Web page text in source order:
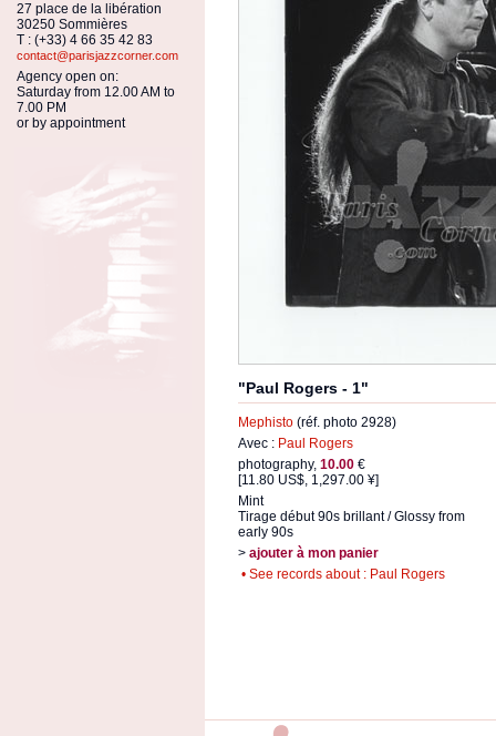
27 place de la libération
30250 Sommières
T : (+33) 4 66 35 42 83
contact@parisjazzcorner.com
Agency open on:
Saturday from 12.00 AM to
7.00 PM
or by appointment
"Paul Rogers - 1"
Mephisto (réf. photo 2928)
Avec : Paul Rogers
photography, 10.00 €
[11.80 US$, 1,297.00 ¥]
Mint
Tirage début 90s brillant / Glossy from
early 90s
> ajouter à mon panier
• See records about : Paul Rogers